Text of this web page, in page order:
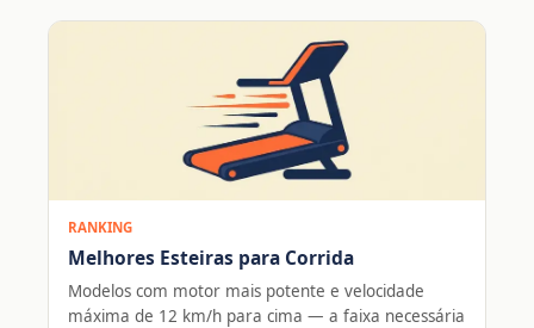
RANKING
Melhores Esteiras para Corrida
Modelos com motor mais potente e velocidade
máxima de 12 km/h para cima — a faixa necessária